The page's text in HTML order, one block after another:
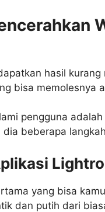
hasil
bisa memolesnya
pengguna
beberapa
yang bisa
dan putih dari